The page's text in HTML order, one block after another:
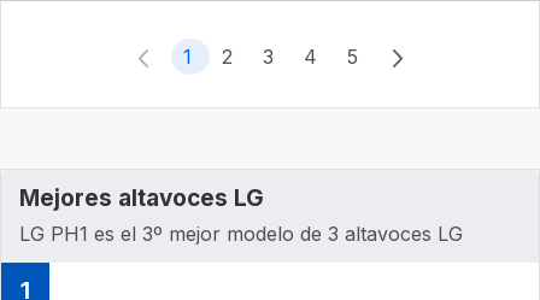
1 2 3 4 5
Mejores altavoces LG
LG PH1 es el 3º mejor modelo de 3 altavoces LG
1